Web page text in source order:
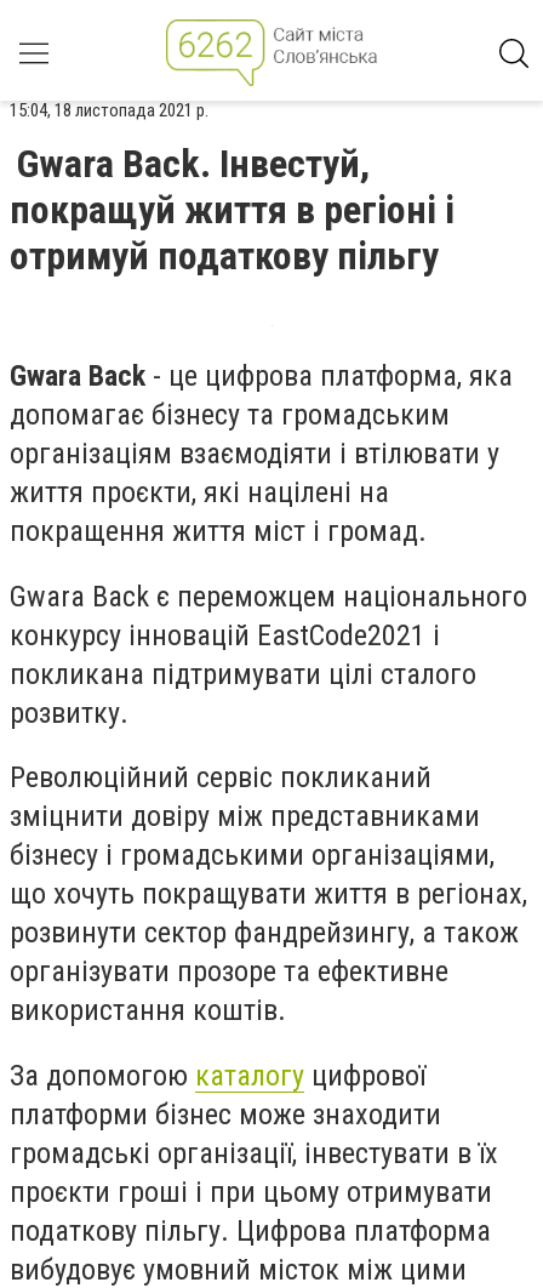
15:04, 18 листопада 2021 р.
Gwara Back. Інвестуй,
покращуй життя в регіоні і
отримуй податкову пільгу
Gwara Back - це цифрова платформа, яка
допомагає бізнесу та громадським
організаціям взаємодіяти і втілювати у
життя проєкти, які націлені на
покращення життя міст і громад.
Gwara Back є переможцем національного
конкурсу інновацій EastCode2021 і
покликана підтримувати цілі сталого
розвитку.
Революційний сервіс покликаний
зміцнити довіру між представниками
бізнесу і громадськими організаціями,
що хочуть покращувати життя в регіонах,
розвинути сектор фандрейзингу, а також
організувати прозоре та ефективне
використання коштів.
За допомогою каталогу цифрової
платформи бізнес може знаходити
громадські організації, інвестувати в їх
проєкти гроші і при цьому отримувати
податкову пільгу. Цифрова платформа
вибудовує умовний місток між цими